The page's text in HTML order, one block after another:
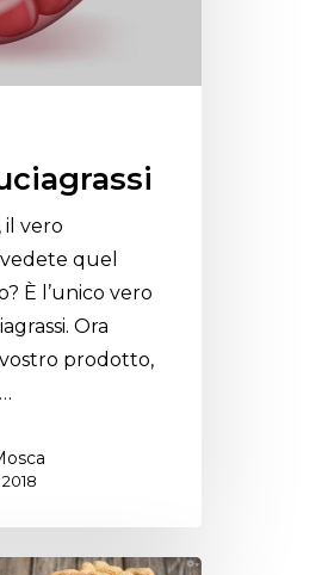
il vero
quel
È l’unico vero
Ora
prodotto,